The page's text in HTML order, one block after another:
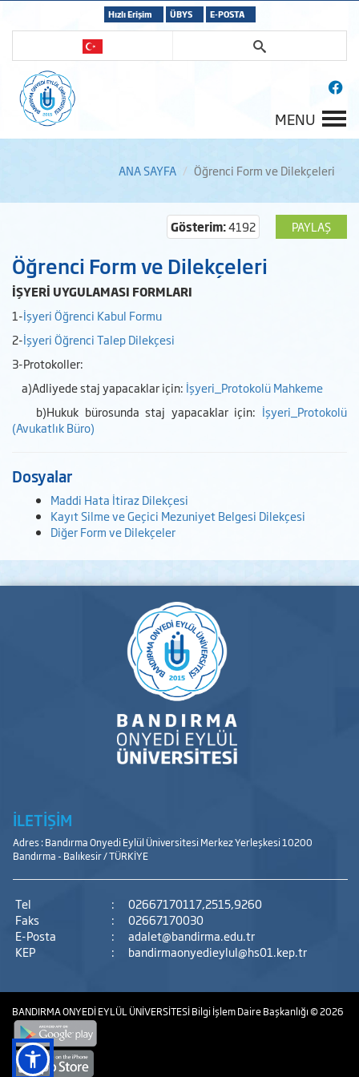
Hızlı Erişim ÜBYS E-POSTA
MENU
ANA SAYFA Öğrenci Form ve Dilekçeleri
PAYLAŞ
Gösterim:4192
Öğrenci Form ve Dilekçeleri
İŞYERİ UYGULAMASI FORMLARI
1-İşyeri Öğrenci Kabul Formu
2-İşyeri Öğrenci Talep Dilekçesi
3-Protokoller:
a)Adliyede staj yapacaklar için: İşyeri_Protokolü Mahkeme
b)Hukuk bürosunda staj yapacaklar için: İşyeri_Protokolü
(Avukatlık Büro)
Dosyalar
Maddi Hata İtiraz Dilekçesi
Kayıt Silme ve Geçici Mezuniyet Belgesi Dilekçesi
Diğer Form ve Dilekçeler
İLETİŞİM
Adres : Bandırma Onyedi Eylül Üniversitesi Merkez Yerleşkesi 10200
Bandırma - Balıkesir / TÜRKİYE
Tel :
02667170117,2515,9260
Faks
:
02667170030
E-Posta
:
adalet@bandirma.edu.tr
KEP
: bandirmaonyedieylul@hs01.kep.tr
BANDIRMA ONYEDİ EYLÜL ÜNİVERSİTESİBilgi İşlem Daire Başkanlığı© 2026